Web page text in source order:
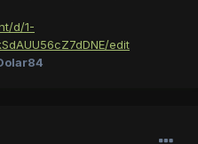
d/1-
edit